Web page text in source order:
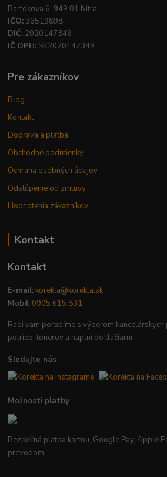
Bartókova 6, 949 01 Nitra
IČO: 36519898
DIČ: 2020147349
IČ DPH: SK2020147349
Pre zákazníkov
Blog
Kontakt
Doprava a platba
Obchodné podmienky
Ochrana osobných údajov
Odstúpenie od zmluvy
Hodnotenia zákazníkov
Kontakt
Kontakt
E-mail: korekta@korekta.sk
Mobil: 0905 615 831
Radi vám poradíme s výberom
potrieb, tonerov a náplní do tlačiarní.
Sledujte nás
Možnosti platby
Bezpečná platba kartou, Google Pay, Apple
prevodom.